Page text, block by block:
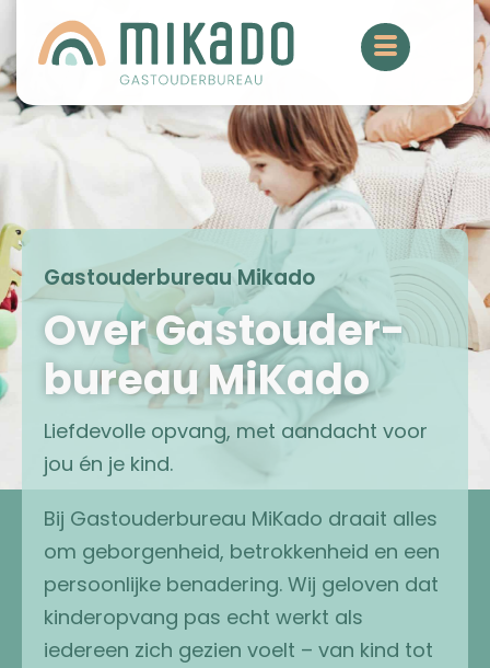
Gastouderbureau Mikado
Over Gastouder-
bureau MiKado
Liefdevolle opvang, met aandacht voor
jou én je kind.
Bij Gastouderbureau MiKado draait alles
om geborgenheid, betrokkenheid en een
persoonlijke benadering. Wij geloven dat
kinderopvang pas echt werkt als
iedereen zich gezien voelt – van kind tot